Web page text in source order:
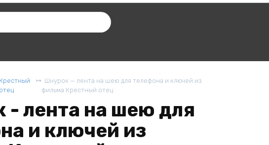
Крестный
отец
Шнурок — лента на шею для телефона и ключей из
фильма Крестный отец
- лента на шею для
и ключей из